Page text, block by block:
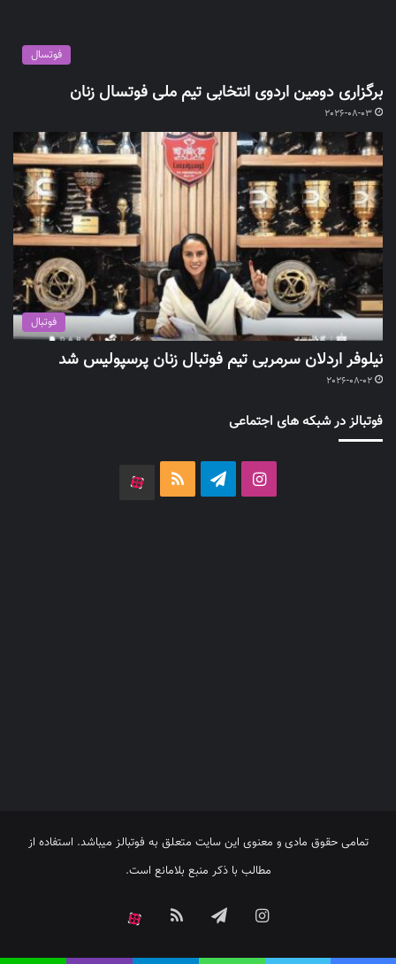
فوتسال
برگزاری دومین اردوی انتخابی تیم ملی فوتسال زنان
2026-08-03
فوتبال
نیلوفر اردلان سرمربی تیم فوتبال زنان پرسپولیس شد
2026-08-02
فوتبالز در شبکه های اجتماعی
اینستاگرامتلگرام خوراک
تمامی حقوق مادی و معنوی این سایت متعلق به فوتبالز میباشد. استفاده از
مطالب با ذکر منبع بلامانع است.
اینستاگرامتلگرام خوراک